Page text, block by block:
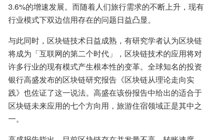
3.6%的增速发展。而随着人们旅行需求的不断上升，现有
行业模式下双边信用存在的问题日益凸显。
与此同时，区块链技术日益成熟，有研究学者认为区块链
将成为「互联网的第二个时代」，区块链技术的应用将对
许多行业的现有模式产生根本性的变革。全球知名的投资
银行高盛发布的区块链研究报告《区块链从理论走向实
践》也佐证了这一说法。高盛在该份报告中给出的适合于
区块链未来应用的七个方向用，旅游住宿领域正是其中之
一。